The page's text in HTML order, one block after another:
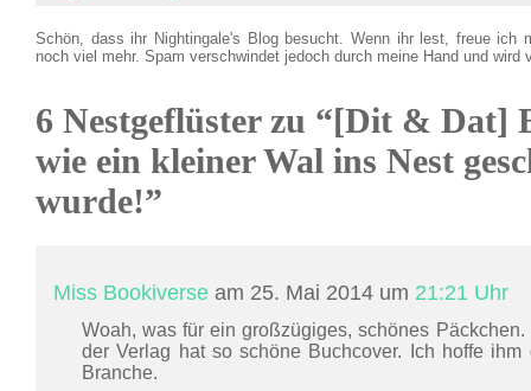
Schön, dass ihr Nightingale's Blog besucht. Wenn ihr lest, freue ich
noch viel mehr. Spam verschwindet jedoch durch meine Hand und wird
6 Nestgeflüster zu “[Dit & Dat]
wie ein kleiner Wal ins Nest
wurde!”
Miss Bookiverse am 25. Mai 2014 um 21:21 Uhr
Woah, was für ein großzügiges, schönes
der Verlag hat so schöne Buchcover. Ich hoffe
Branche.